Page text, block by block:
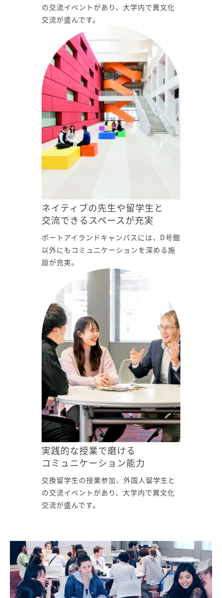
の交流イベントがあり、大学内で異文化
交流が盛んです。
ネイティブの先生や留学生と
交流できるスペースが充実
ポートアイランドキャンパスには、D号館
以外にもコミュニケーションを深める施
設が充実。
実践的な授業で磨ける
コミュニケーション能力
交換留学生の授業参加、外国人留学生と
の交流イベントがあり、大学内で異文化
交流が盛んです。